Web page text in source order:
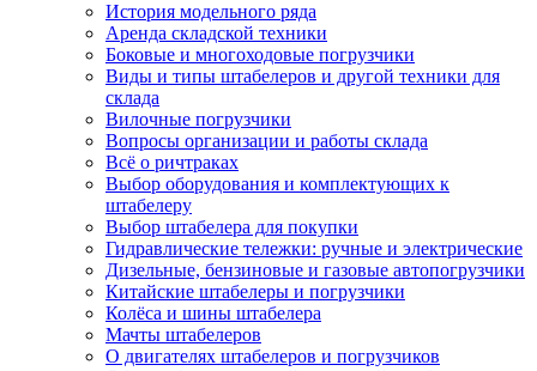
История модельного ряда
Аренда складской техники
Боковые и многоходовые погрузчики
Виды и типы штабелеров и другой техники для
склада
Вилочные погрузчики
Вопросы организации и работы склада
Всё о ричтраках
Выбор оборудования и комплектующих к
штабелеру
Выбор штабелера для покупки
Гидравлические тележки: ручные и электрические
Дизельные, бензиновые и газовые автопогрузчики
Китайские штабелеры и погрузчики
Колёса и шины штабелера
Мачты штабелеров
О двигателях штабелеров и погрузчиков